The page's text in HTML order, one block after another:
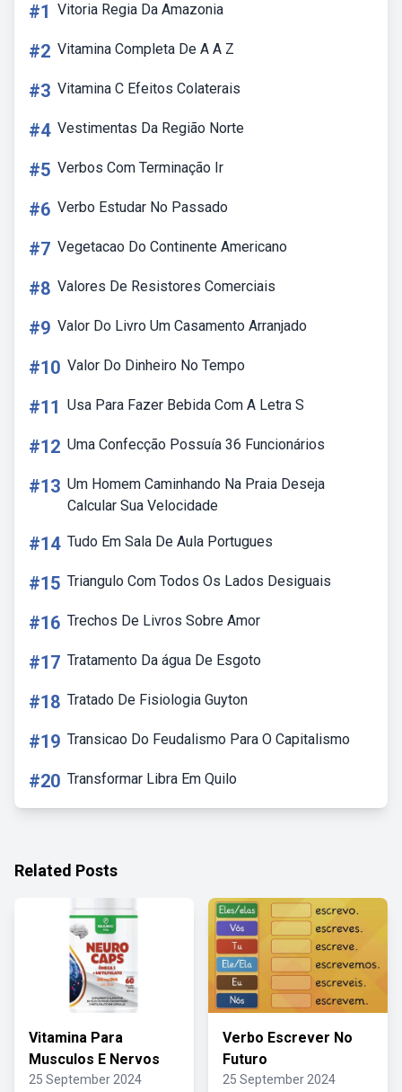
#1 Vitoria Regia Da Amazonia
#2 Vitamina Completa De A A Z
#3 Vitamina C Efeitos Colaterais
#4 Vestimentas Da Região Norte
#5 Verbos Com Terminação Ir
#6 Verbo Estudar No Passado
#7 Vegetacao Do Continente Americano
#8 Valores De Resistores Comerciais
#9 Valor Do Livro Um Casamento Arranjado
#10 Valor Do Dinheiro No Tempo
#11 Usa Para Fazer Bebida Com A Letra S
#12 Uma Confecção Possuía 36 Funcionários
#13 Um Homem Caminhando Na Praia Deseja
Calcular Sua Velocidade
#14 Tudo Em Sala De Aula Portugues
#15 Triangulo Com Todos Os Lados Desiguais
#16 Trechos De Livros Sobre Amor
#17 Tratamento Da água De Esgoto
#18 Tratado De Fisiologia Guyton
#19 Transicao Do Feudalismo Para O Capitalismo
#20 Transformar Libra Em Quilo
Related Posts
Vitamina Para
Musculos E Nervos
25 September 2024
Verbo Escrever No
Futuro
25 September 2024